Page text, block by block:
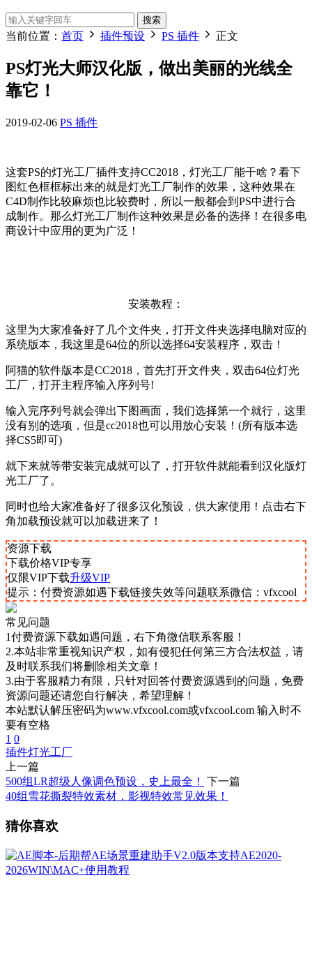
搜索
当前位置： 首页 插件预设 PS 插件 正文
PS灯光大师汉化版，做出美丽的光线全
靠它！
2019-02-06 PS 插件
这套PS的灯光工厂插件支持CC2018，灯光工厂能干啥？看下
图红色框框标出来的就是灯光工厂制作的效果，这种效果在
C4D制作比较麻烦也比较费时，所以一般都会到PS中进行合
成制作。那么灯光工厂制作这种效果是必备的选择！在很多电
商设计中应用的更为广泛！
安装教程：
这里为大家准备好了几个文件夹，打开文件夹选择电脑对应的
系统版本，我这里是64位的所以选择64安装程序，双击！
阿猫的软件版本是CC2018，首先打开文件夹，双击64位灯光
工厂，打开主程序输入序列号!
输入完序列号就会弹出下图画面，我们选择第一个就行，这里
没有别的选项，但是cc2018也可以用放心安装！(所有版本选
择CS5即可)
就下来就等带安装完成就可以了，打开软件就能看到汉化版灯
光工厂了。
同时也给大家准备好了很多汉化预设，供大家使用！点击右下
角加载预设就可以加载进来了！
资源下载
下载价格VIP专享
仅限VIP下载升级VIP
提示：付费资源如遇下载链接失效等问题联系微信：vfxcool
常见问题
1付费资源下载如遇问题，右下角微信联系客服！
2.本站非常重视知识产权，如有侵犯任何第三方合法权益，请
及时联系我们将删除相关文章！
3.由于客服精力有限，只针对回答付费资源遇到的问题，免费
资源问题还请您自行解决，希望理解！
本站默认解压密码为www.vfxcool.com或vfxcool.com 输入时不
要有空格
1 0
插件灯光工厂
上一篇
500组LR超级人像调色预设，史上最全！
下一篇
40组雪花撕裂特效素材，影视特效常见效果！
猜你喜欢